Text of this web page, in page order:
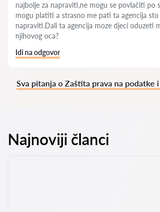
najbolje za napraviti,ne mogu se povlačiti po
mogu platiti a strasno me pati ta agencija sto
napraviti.Dali ta agencija moze djeci oduzeti
njihovog oca?
Idi na odgovor
Sva pitanja o Zaštita prava na podatke
Najnoviji članci